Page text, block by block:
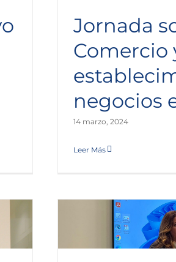
de
Jornada
Comercio
negocios
14 marzo, 2024
Leer Más
TAGLaw.